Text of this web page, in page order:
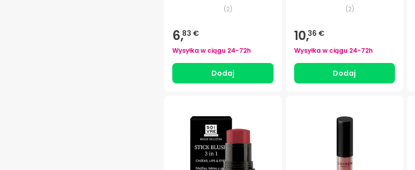
(2)
6,83 €
Wysyłka w ciągu 24-72h
Dodaj
(2)
10,36 €
Wysyłka w ciągu 24-72h
Dodaj